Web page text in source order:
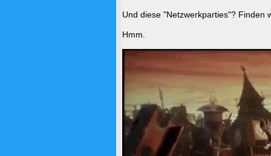
Und diese "Netzwerkparties"? Finden
Hmm.